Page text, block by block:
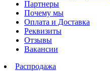
Партнеры
Почему мы
Оплата и Доставка
Реквизиты
Отзывы
Вакансии
Распродажа